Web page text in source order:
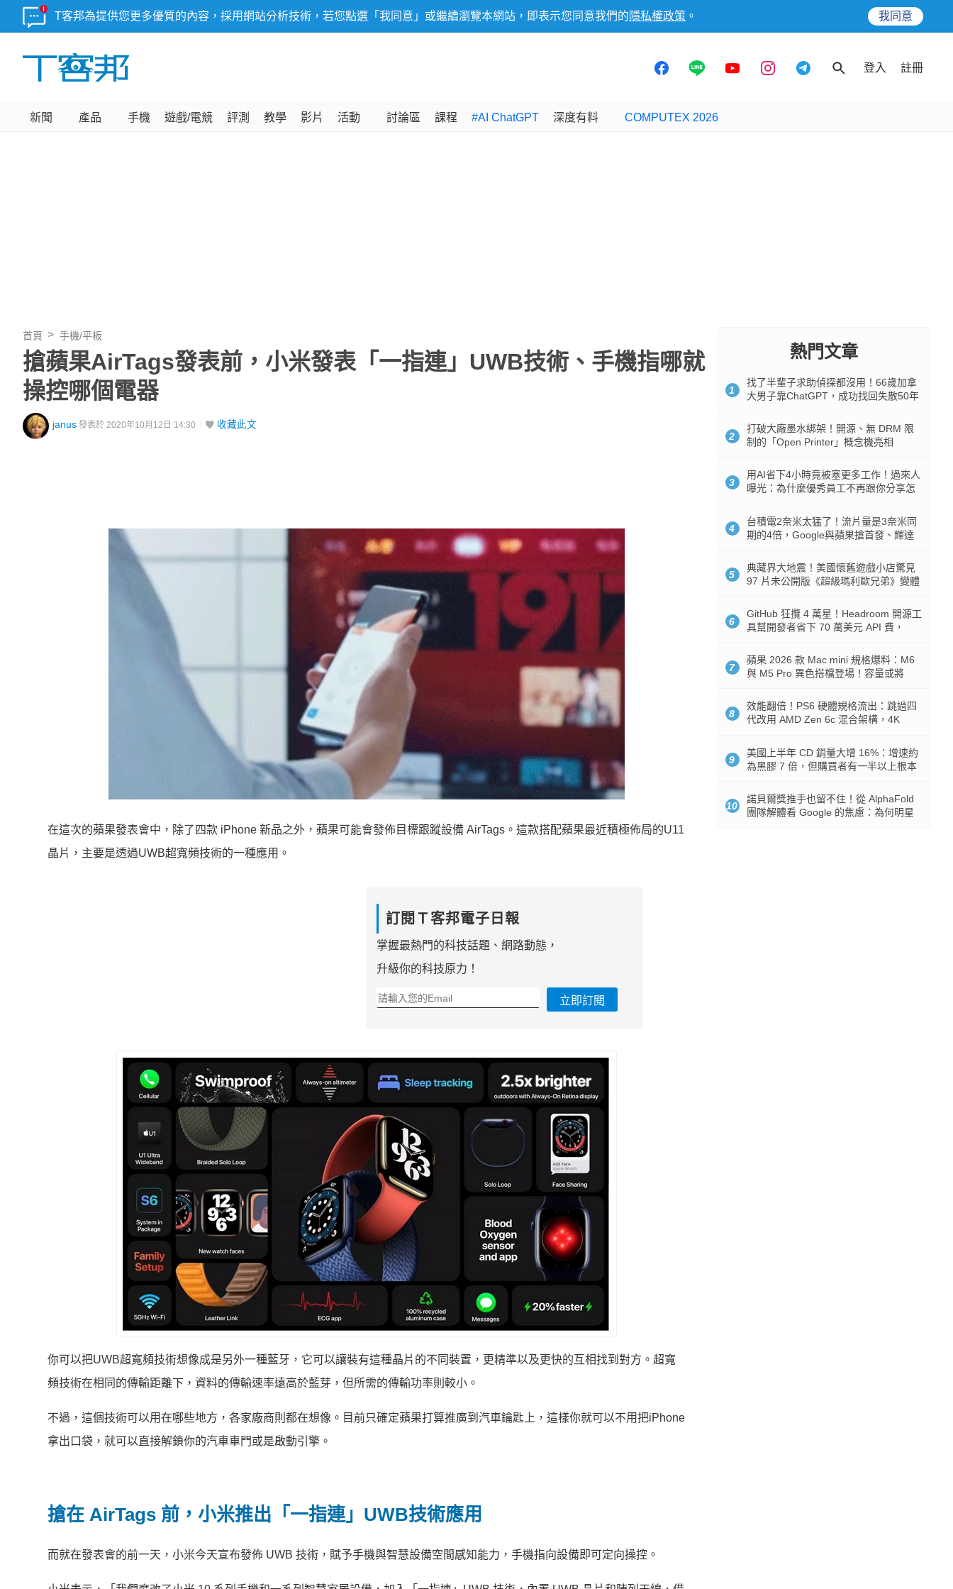
T客邦為提供您更多優質的內容，採用網站分析技術，若您點選「我同意」或繼續瀏覽本網站，即表示您同意我們的 隱私權政策 。 我同意
登入 註冊
新聞 產品 手機 遊戲/電競 評測 教學 影片 活動 討論區 課程 #AI ChatGPT 深度有料 COMPUTEX 2026
首頁 手機/平板
搶蘋果AirTags發表前，小米發表「一指連」UWB技術、手機指哪就
操控哪個電器
janus 發表於 2020年10月12日 14:30 收藏此文
在這次的蘋果發表會中，除了四款 iPhone 新品之外，蘋果可能會發佈目標跟蹤設備 AirTags。這款搭配蘋果最近積極佈局的U11
晶片，主要是透過UWB超寬頻技術的一種應用。
訂閱Ｔ客邦電子日報
掌握最熱門的科技話題、網路動態，
升級你的科技原力！
立即訂閱
你可以把UWB超寬頻技術想像成是另外一種藍牙，它可以讓裝有這種晶片的不同裝置，更精準以及更快的互相找到對方。超寬
頻技術在相同的傳輸距離下，資料的傳輸速率遠高於藍芽，但所需的傳輸功率則較小。
不過，這個技術可以用在哪些地方，各家廠商則都在想像。目前只確定蘋果打算推廣到汽車鑰匙上，這樣你就可以不用把iPhone
拿出口袋，就可以直接解鎖你的汽車車門或是啟動引擎。
搶在 AirTags 前，小米推出「一指連」UWB技術應用
而就在發表會的前一天，小米今天宣布發佈 UWB 技術，賦予手機與智慧設備空間感知能力，手機指向設備即可定向操控。
熱門文章
1
找了半輩子求助偵探都沒用！66歲加拿
大男子靠ChatGPT，成功找回失散50年
2
打破大廠墨水綁架！開源、無 DRM 限
制的「Open Printer」概念機亮相
3
用AI省下4小時竟被塞更多工作！過來人
曝光：為什麼優秀員工不再跟你分享怎
4
台積電2奈米太猛了！流片量是3奈米同
期的4倍，Google與蘋果搶首發、輝達
5
典藏界大地震！美國懷舊遊戲小店驚見
97 片未公開版《超級瑪利歐兄弟》變體
6
GitHub 狂攬 4 萬星！Headroom 開源工
具幫開發者省下 70 萬美元 API 費，
7
蘋果 2026 款 Mac mini 規格爆料：M6
與 M5 Pro 異色搭檔登場！容量或將
8
效能翻倍！PS6 硬體規格流出：跳過四
代改用 AMD Zen 6c 混合架構，4K
9
美國上半年 CD 銷量大增 16%：增速約
為黑膠 7 倍，但購買者有一半以上根本
10
諾貝爾獎推手也留不住！從 AlphaFold
團隊解體看 Google 的焦慮：為何明星